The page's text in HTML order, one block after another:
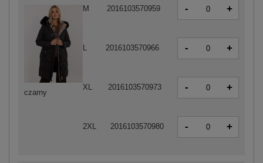
czarny
M 2016103570959 - +
L 2016103570966 - +
XL 2016103570973 - +
2XL 2016103570980 - +